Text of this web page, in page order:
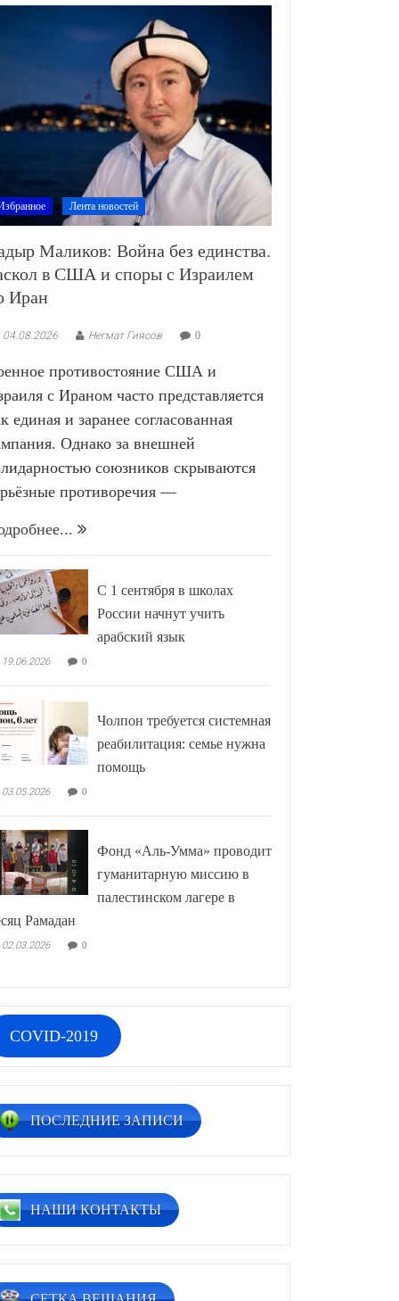
Лента новостей
Маликов: Война без единства.
в США и споры с Израилем
Иран
04.08.2026 Негмат Гиясов 0
противостояние США и
с Ираном часто представляется
единая и заранее согласованная
Однако за внешней
союзников скрываются
противоречия —
С 1 сентября в школах
России начнут учить
арабский язык
19.06.2026 0
Чолпон требуется системная
реабилитация: семье нужна
помощь
03.05.2026 0
Фонд «Аль-Умма» проводит
гуманитарную миссию в
палестинском лагере в
Рамадан
02.03.2026 0
COVID-2019
ПОСЛЕДНИЕ ЗАПИСИ
НАШИ КОНТАКТЫ